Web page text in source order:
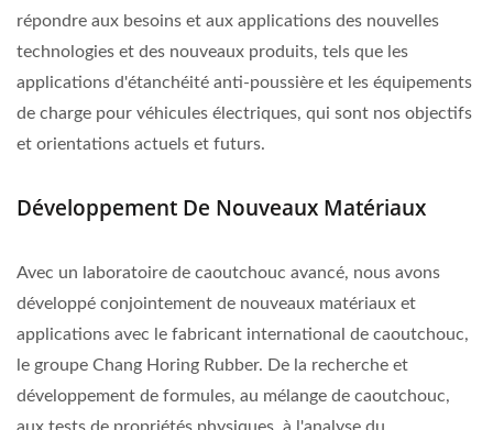
répondre aux besoins et aux applications des nouvelles
technologies et des nouveaux produits, tels que les
applications d'étanchéité anti-poussière et les équipements
de charge pour véhicules électriques, qui sont nos objectifs
et orientations actuels et futurs.
Développement De Nouveaux Matériaux
Avec un laboratoire de caoutchouc avancé, nous avons
développé conjointement de nouveaux matériaux et
applications avec le fabricant international de caoutchouc,
le groupe Chang Horing Rubber. De la recherche et
développement de formules, au mélange de caoutchouc,
aux tests de propriétés physiques, à l'analyse du